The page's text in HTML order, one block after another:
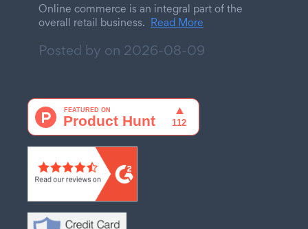
Online commerce is an integral part of the
overall retail business. Read More
Posted by on 2026-08-09